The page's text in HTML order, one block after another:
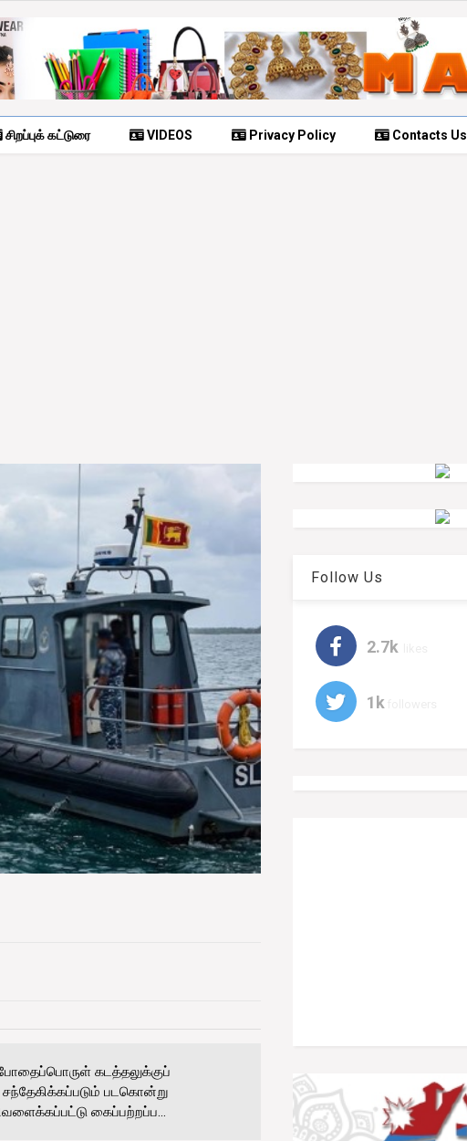
சிறப்புக் கட்டுரை VIDEOS Privacy Policy Contacts Us
கடத்தலுக்குப்
படகொன்று
கைப்பற்றப்ப...
Follow Us
2.7k
1k